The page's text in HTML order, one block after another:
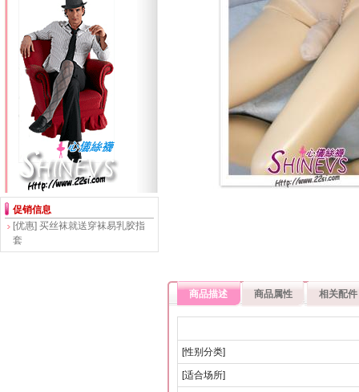
促销信息
[优惠] 买丝袜就送穿袜易乳胶指
套
商品描述 商品属性 相关配件
[性别分类]
[适合场所]